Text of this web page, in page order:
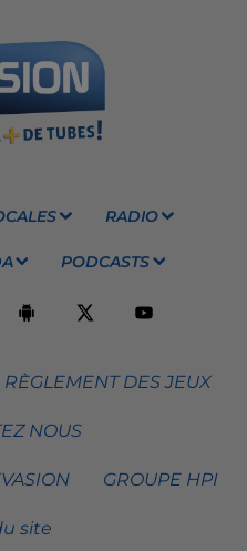
RADIO
PODCASTS
RÈGLEMENT DES JEUX
NOUS
GROUPE HPI
site